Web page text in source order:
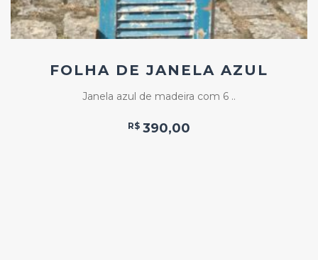
FOLHA DE JANELA AZUL
Janela azul de madeira com 6 ..
R$ 390,00